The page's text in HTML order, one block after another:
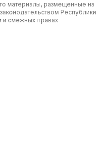
материалы, размещенные на
Республики
и смежных правах